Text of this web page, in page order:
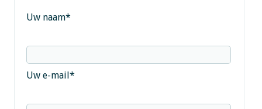
Uw naam*
Uw e-mail*